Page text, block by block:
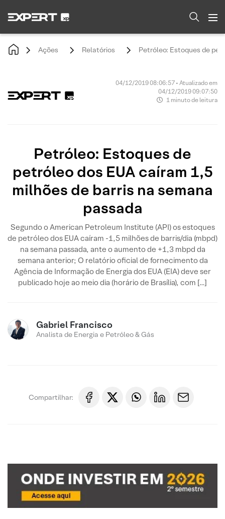
Ações Relatórios Petróleo: Estoques de
04/12/2019 08:06:57 • Atualizado em
04/12/2019 09:07:50
1 minuto de leitura
Petróleo: Estoques de
petróleo dos EUA caíram 1,5
milhões de barris na semana
passada
Segundo o American Petroleum Institute (API) os estoques
de petróleo dos EUA caíram -1,5 milhões de barris/dia (mbpd)
na semana passada, ante o aumento de +1,3 mbpd da
semana anterior; O relatório oficial de fornecimento da
Agência de Informação de Energia dos EUA (EIA) deve ser
publicado hoje ao meio dia (horário de Brasília), com […]
Gabriel Francisco
Analista de Energia e Petróleo & Gás
Compartilhar: